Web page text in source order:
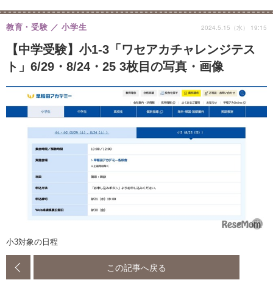
【中学受験】小1-3「ワセアカチャレンジテス
ト」6/29・8/24・25 3枚目の写真・画像
教育・受験 小学生 2024.5.15（水） 19:15
小3対象の日程
この記事へ戻る